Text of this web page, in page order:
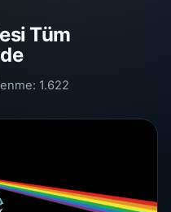
Tüm
1.622